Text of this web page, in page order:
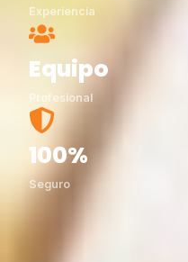
Experiencia
Equipo
Profesional
100%
Seguro